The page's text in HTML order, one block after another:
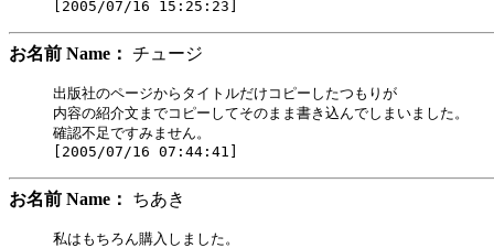
お名前 Name： チュージ
出版社のページからタイトルだけコピーしたつもりが
内容の紹介文までコピーしてそのまま書き込んでしまいました。
確認不足ですみません。
お名前 Name： ちあき
私はもちろん購入しました。